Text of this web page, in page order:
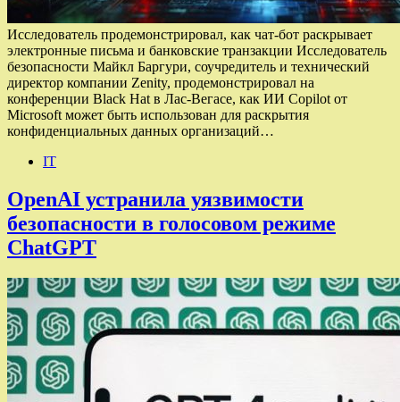
Исследователь продемонстрировал, как чат-бот раскрывает
электронные письма и банковские транзакции Исследователь
безопасности Майкл Баргури, соучредитель и технический
директор компании Zenity, продемонстрировал на
конференции Black Hat в Лас-Вегасе, как ИИ Copilot от
Microsoft может быть использован для раскрытия
конфиденциальных данных организаций…
IT
OpenAI устранила уязвимости
безопасности в голосовом режиме
ChatGPT